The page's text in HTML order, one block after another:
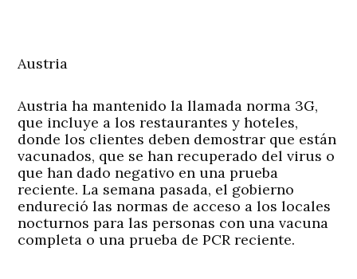
Austria
Austria ha mantenido la llamada norma 3G,
que incluye a los restaurantes y hoteles,
donde los clientes deben demostrar que están
vacunados, que se han recuperado del virus o
que han dado negativo en una prueba
reciente. La semana pasada, el gobierno
endureció las normas de acceso a los locales
nocturnos para las personas con una vacuna
completa o una prueba de PCR reciente.